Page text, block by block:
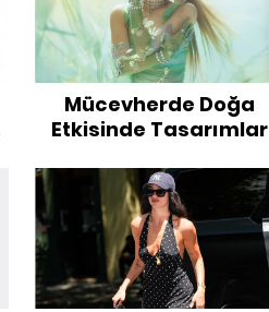
Mücevherde Doğa
Etkisinde Tasarımlar